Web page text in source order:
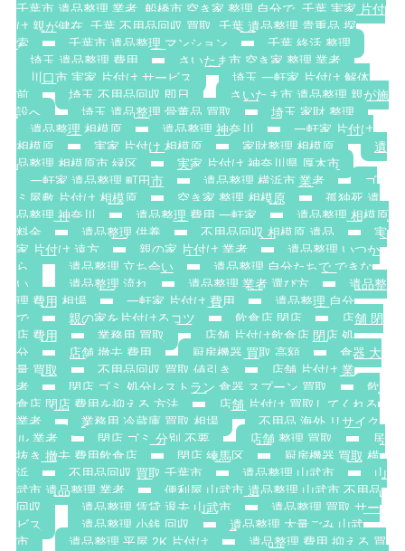
千葉市 遺品整理 業者. 船橋市 空き家 整理 自分で. 千葉 実家 片付
け 親が健在. 千葉 不用品回収 買取. 千葉 遺品整理 貴重品 探
索
千葉市 遺品整理 マンション
千葉 終活 整理
埼玉 遺品整理 費用
さいたま市 空き家 整理 業者
川口市 実家 片付け サービス
埼玉 一軒家 片付け 解体
前
埼玉 不用品回収 即日
さいたま市 遺品整理 親が施
設へ
埼玉 遺品整理 骨董品 買取
埼玉 家財 整理
遺品整理 相模原
遺品整理 神奈川
一軒家 片付け
相模原
実家 片付け 相模原 家財整理 相模原
遺
品整理 相模原市 緑区
実家 片付け 神奈川県 厚木市
一軒家 遺品整理 町田市
遺品整理 横浜市 業者
ゴ
ミ屋敷 片付け 相模原
空き家 整理 相模原
孤独死 遺
品整理 神奈川
遺品整理 費用 一軒家
遺品整理 相模原
料金
遺品整理 供養 不用品回収 相模原 遺品
実
家 片付け 遠方
親の家 片付け 業者
遺品整理 いつか
ら
遺品整理 立ち会い
遺品整理 自分たちで できな
い
遺品整理 流れ 遺品整理 業者 選び方
遺品整
理 費用 相場
一軒家 片付け 費用
遺品整理 自分
で
親の家を片付けるコツ 飲食店 閉店
店舗 閉
店 費用
業務用 買取
店舗 片付け飲食店 閉店 処
分
店舗 撤去 費用 厨房機器 買取 高額
食器 大
量 買取
不用品回収 買取 値引き
店舗 片付け 業
者
閉店 ゴミ 処分レストラン 食器 スプーン 買取
飲
食店 閉店 費用を抑える 方法
店舗 片付け 買取してくれる
業者
業務用 冷蔵庫 買取 相場
不用品 海外 リサイク
ル 業者
閉店 ゴミ 分別 不要 店舗 整理 買取
居
抜き 撤去 費用飲食店
閉店 練馬区
厨房機器 買取 横
浜
不用品回収 買取 千葉市 遺品整理 山武市
山
武市 遺品整理 業者
便利屋 山武市 遺品整理 山武市 不用品
回収
遺品整理 賃貸 退去 山武市
遺品整理 買取 サー
ビス
遺品整理 小銭 回収
遺品整理 大量ごみ 山武
市
遺品整理 平屋 2K 片付け
遺品整理 費用 抑える 買